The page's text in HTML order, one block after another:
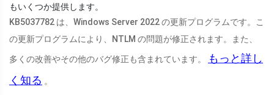
もいくつか提供します。
KB5037782 は、Windows Server 2022 の更新プログラムです。こ
の更新プログラムにより、NTLM の問題が修正されます。また、
多くの改善やその他のバグ修正も含まれています。
もっと詳し
く知る 。